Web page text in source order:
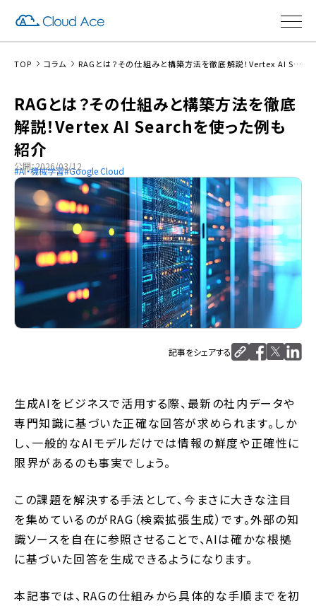
TOP コラム RAGとは？その仕組みと構築方法を徹底解説！Vertex AI Searchを使った例も紹介
RAGとは？その仕組みと構築方法を徹底
解説！Vertex AI Searchを使った例も
紹介
公開：2026/03/12
AI・機械学習 Google Cloud
記事をシェアする
生成AIをビジネスで活用する際、最新の社内データや
専門知識に基づいた正確な回答が求められます。しか
し、一般的なAIモデルだけでは情報の鮮度や正確性に
限界があるのも事実でしょう。
この課題を解決する手法として、今まさに大きな注目
を集めているのがRAG（検索拡張生成）です。外部の知
識ソースを自在に参照させることで、AIは確かな根拠
に基づいた回答を生成できるようになります。
本記事では、RAGの仕組みから具体的な手順までを初